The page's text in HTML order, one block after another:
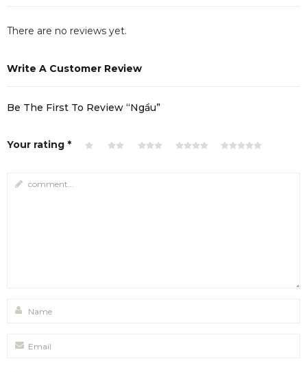
There are no reviews yet.
Write A Customer Review
Be The First To Review “Ngầu”
Your rating *